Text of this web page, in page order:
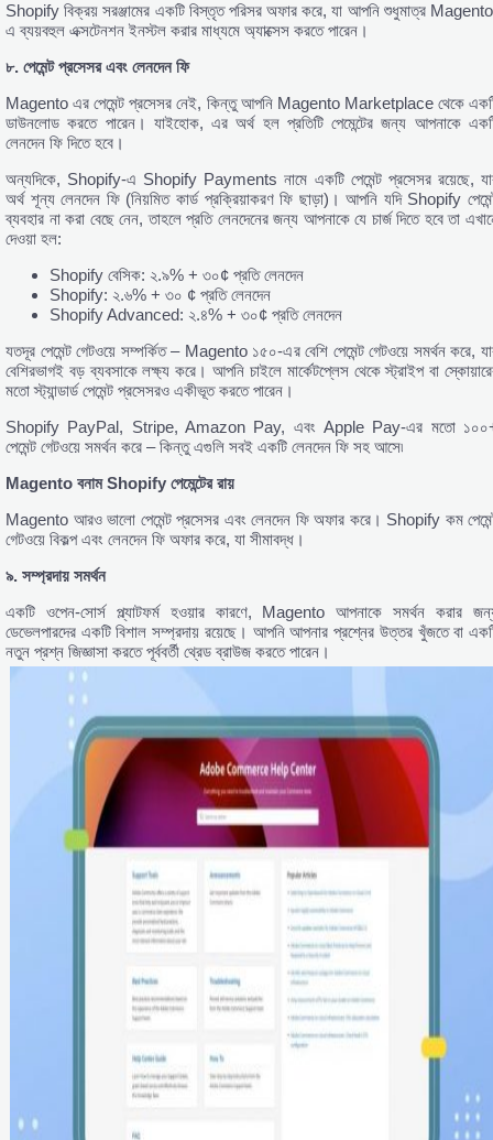
Shopify বিক্রয় সরঞ্জামের একটি বিস্তৃত পরিসর অফার করে, যা আপনি শুধুমাত্র
এ ব্যয়বহুল এক্সটেনশন ইনস্টল করার মাধ্যমে অ্যাক্সেস করতে পারেন।
৮. পেমেন্টপ্রসেসরএবং লেনদেনফি
Magento এর পেমেন্ট প্রসেসর নেই, কিন্তু আপনি Magento Marketplace থেকে
ডাউনলোড করতে পারেন। যাইহোক, এর অর্থ হল প্রতিটি পেমেন্টের জন্য আপনাকে
লেনদেন ফি দিতে হবে।
অন্যদিকে, Shopify-এ Shopify Payments নামে একটি পেমেন্ট প্রসেসর রয়েছে,
অর্থ শূন্য লেনদেন ফি (নিয়মিত কার্ড প্রক্রিয়াকরণ ফি ছাড়া)। আপনি যদি Shopify
ব্যবহার না করা বেছে নেন, তাহলে প্রতি লেনদেনের জন্য আপনাকে যে চার্জ দিতে হবে তা
দেওয়া হল:
Shopify বেসিক: ২.৯% + ৩০¢ প্রতি লেনদেন
Shopify: ২.৬% + ৩০ ¢ প্রতি লেনদেন
Shopify Advanced: ২.৪% + ৩০¢ প্রতি লেনদেন
যতদূর পেমেন্ট গেটওয়ে সম্পর্কিত – Magento ১৫০-এর বেশি পেমেন্ট গেটওয়ে সমর্থন করে,
বেশিরভাগই বড় ব্যবসাকে লক্ষ্য করে। আপনি চাইলে মার্কেটপ্লেস থেকে স্ট্রাইপ বা
মতো স্ট্যান্ডার্ড পেমেন্ট প্রসেসরও একীভূত করতে পারেন।
Shopify PayPal, Stripe, Amazon Pay, এবং Apple Pay-এর মতো
পেমেন্ট গেটওয়ে সমর্থন করে – কিন্তু এগুলি সবই একটি লেনদেন ফি সহ আসে৷
Magento বনাম Shopify পেমেন্টেররায়
Magento আরও ভালো পেমেন্ট প্রসেসর এবং লেনদেন ফি অফার করে। Shopify কম
গেটওয়ে বিকল্প এবং লেনদেন ফি অফার করে, যা সীমাবদ্ধ।
৯. সম্প্রদায় সমর্থন
একটি ওপেন-সোর্স প্ল্যাটফর্ম হওয়ার কারণে, Magento আপনাকে সমর্থন করার
ডেভেলপারদের একটি বিশাল সম্প্রদায় রয়েছে। আপনি আপনার প্রশ্নের উত্তর খুঁজতে বা
নতুন প্রশ্ন জিজ্ঞাসা করতে পূর্ববর্তী থ্রেড ব্রাউজ করতে পারেন।